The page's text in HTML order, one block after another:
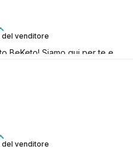
del venditore
BeKeto! Siamo qui per te e
del venditore